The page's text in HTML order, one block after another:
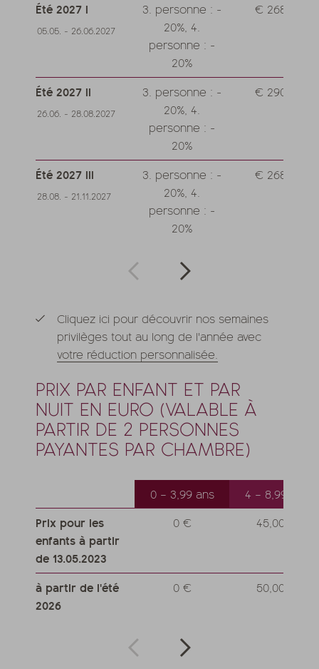
Été 2027 I
05.05. - 26.06.2027
3. personne : -
20%, 4.
personne : -
20%
€ 268,--
Été 2027 II
26.06. - 28.08.2027
3. personne : -
20%, 4.
personne : -
20%
€ 290,--
Été 2027 III
28.08. - 21.11.2027
3. personne : -
20%, 4.
personne : -
20%
€ 268,--
Cliquez ici pour découvrir nos semaines
privilèges tout au long de l'année avec
votre réduction personnalisée.
PRIX PAR ENFANT ET PAR
NUIT EN EURO (VALABLE À
PARTIR DE 2 PERSONNES
PAYANTES PAR CHAMBRE)
0 – 3,99 ans
4 – 8,99 ans
Prix pour les
enfants à partir
de 13.05.2023
0 € 45,00 €
à partir de l'été
2026
0 € 50,00 €